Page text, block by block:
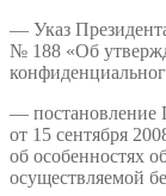
— Указ
№ 188 «Об
— постановление
от 15 сентября
об особенностях
осуществляемой